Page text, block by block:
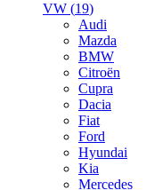
VW (19)
Audi
Mazda
BMW
Citroën
Cupra
Dacia
Fiat
Ford
Hyundai
Kia
Mercedes